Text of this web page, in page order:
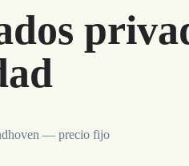
— precio fijo